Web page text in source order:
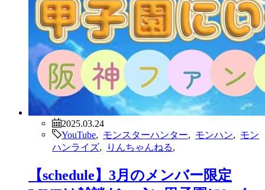
2025.03.24
YouTube
モンスターハンター モンハン
モン
ハンライズ
りんちゃんねる
【schedule】3月のメンバー限定